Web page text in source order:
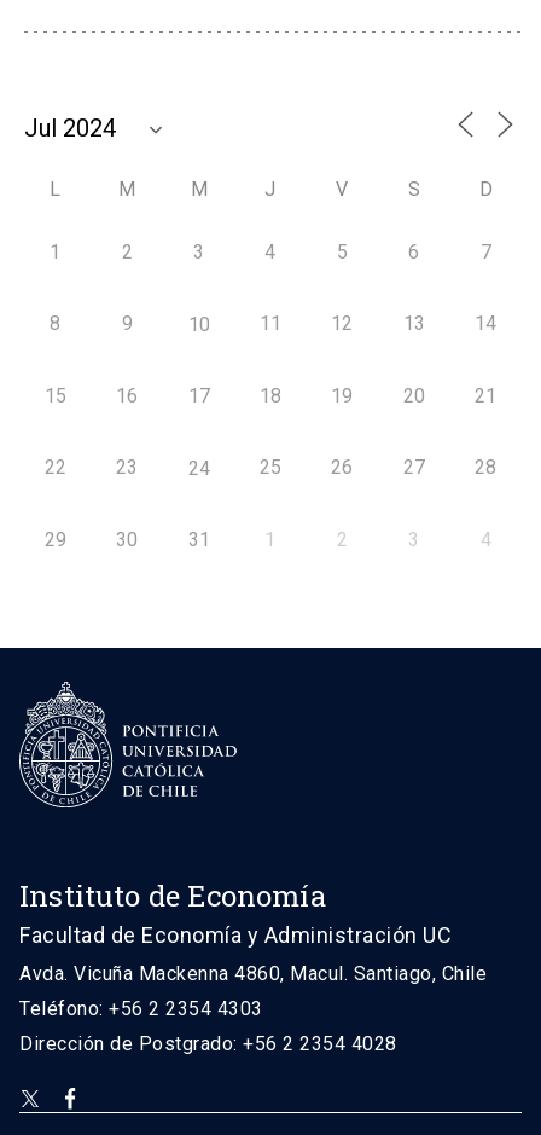
L M M J V S D
1 2 3 4 5 6 7
8 9 10 11 12 13 14
15 16 17 18 19 20 21
22 23 24 25 26 27 28
29 30 31 1 2 3 4
Instituto de Economía
Facultad de Economía y Administración UC
Avda. Vicuña Mackenna 4860, Macul. Santiago, Chile
Teléfono: +56 2 2354 4303
Dirección de Postgrado: +56 2 2354 4028